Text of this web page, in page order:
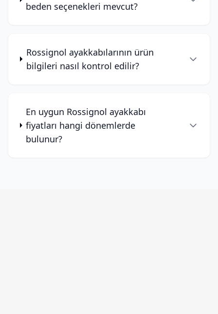
beden seçenekleri mevcut?
Rossignol ayakkabılarının ürün
bilgileri nasıl kontrol edilir?
En uygun Rossignol ayakkabı
fiyatları hangi dönemlerde
bulunur?